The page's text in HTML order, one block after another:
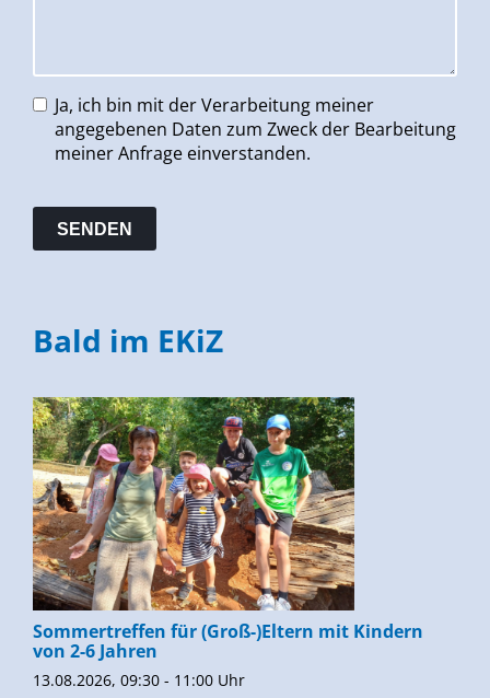
Ja, ich bin mit der Verarbeitung meiner
angegebenen Daten zum Zweck der Bearbeitung
meiner Anfrage einverstanden.
Bald im EKiZ
Sommertreffen für (Groß-)Eltern mit Kindern
von 2-6 Jahren
13.08.2026, 09:30 - 11:00 Uhr